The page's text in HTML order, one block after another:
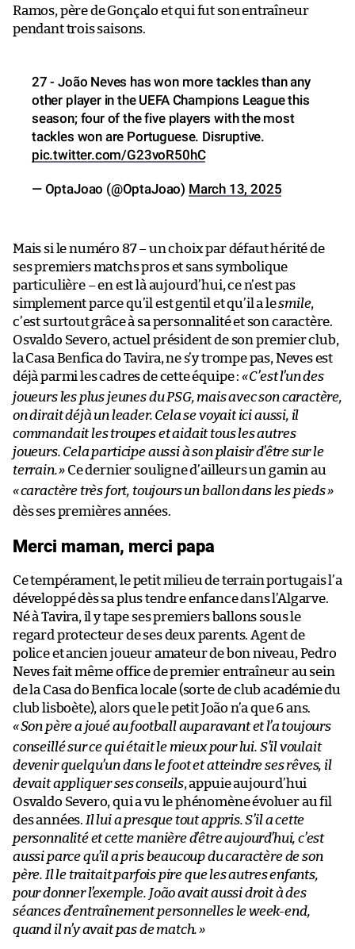
Ramos, père de Gonçalo et qui fut son entraîneur
pendant trois saisons.
27 - João Neves has won more tackles than any
other player in the UEFA Champions League this
season; four of the five players with the most
tackles won are Portuguese. Disruptive.
pic.twitter.com/G23voR50hC
— OptaJoao (@OptaJoao) March 13, 2025
Mais si le numéro 87 – un choix par défaut hérité de
ses premiers matchs pros et sans symbolique
particulière – en est là aujourd’hui, ce n’est pas
simplement parce qu’il est gentil et qu’il a lesmile,
c’est surtout grâce à sa personnalité et son caractère.
Osvaldo Severo, actuel président de son premier club,
la Casa Benfica do Tavira, ne s’y trompe pas, Neves est
déjà parmi les cadres de cette équipe : «C’est l’un des
joueurs les plus jeunes du PSG, mais avec son caractère,
on dirait déjà un leader. Cela se voyait ici aussi, il
commandait les troupes et aidait tous les autres
joueurs. Cela participe aussi à son plaisir d’être sur le
terrain.» Ce dernier souligne d’ailleurs un gamin au
«caractère très fort, toujours un ballon dans les pieds»
dès ses premières années.
Merci maman, merci papa
Ce tempérament, le petit milieu de terrain portugais l’a
développé dès sa plus tendre enfance dans l’Algarve.
Né à Tavira, il y tape ses premiers ballons sous le
regard protecteur de ses deux parents. Agent de
police et ancien joueur amateur de bon niveau, Pedro
Neves fait même office de premier entraîneur au sein
de la Casa do Benfica locale (sorte de club académie du
club lisboète), alors que le petit João n’a que 6 ans.
«Son père a joué au football auparavant et l’a toujours
conseillé sur ce qui était le mieux pour lui. S’il voulait
devenir quelqu’un dans le foot et atteindre ses rêves, il
devait appliquer ses conseils, appuie aujourd’hui
Osvaldo Severo, qui a vu le phénomène évoluer au fil
des années. Il lui a presque tout appris. S’il a cette
personnalité et cette manière d’être aujourd’hui, c’est
aussi parce qu’il a pris beaucoup du caractère de son
père. Il le traitait parfois pire que les autres enfants,
pour donner l’exemple. João avait aussi droit à des
séances d’entraînement personnelles le week-end,
quand il n’y avait pas de match.»